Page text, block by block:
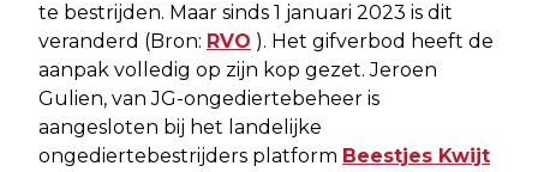
te bestrijden. Maar sinds 1 januari 2023 is dit
veranderd (Bron: RVO ). Het gifverbod heeft de
aanpak volledig op zijn kop gezet. Jeroen
Gulien, van JG-ongediertebeheer is
aangesloten bij het landelijke
ongediertebestrijders platform Beestjes Kwijt